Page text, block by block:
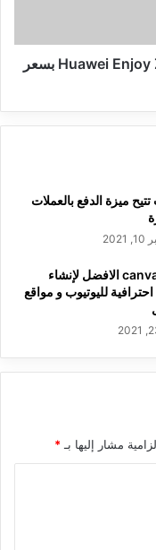
مواصفات ومميزات هاتف هواوي Huawei Enjoy Z 5G بسعر
ميزة الدفع بالعملات
تطبيق canva الافضل لإنشاء
لليوتيوب و مواقع
مشار إليها بـ *